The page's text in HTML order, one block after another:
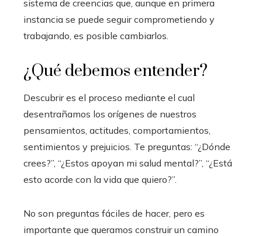
sistema de creencias que, aunque en primera
instancia se puede seguir comprometiendo y
trabajando, es posible cambiarlos.
¿Qué debemos entender?
Descubrir es el proceso mediante el cual
desentrañamos los orígenes de nuestros
pensamientos, actitudes, comportamientos,
sentimientos y prejuicios. Te preguntas: “¿Dónde
crees?”, “¿Estos apoyan mi salud mental?”, “¿Está
esto acorde con la vida que quiero?”.
No son preguntas fáciles de hacer, pero es
importante que queramos construir un camino